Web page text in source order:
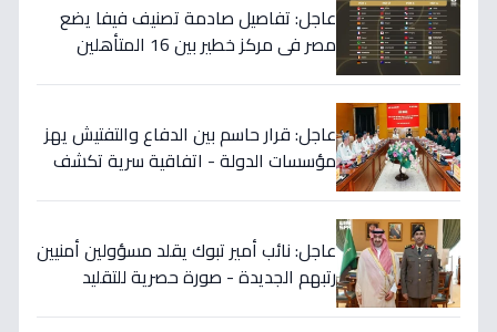
عاجل: تفاصيل صادمة تصنيف فيفا يضع
مصر في مركز خطير بين 16 المتأهلين
عاجل: قرار حاسم بين الدفاع والتفتيش يهز
مؤسسات الدولة - اتفاقية سرية تكشف
عاجل: نائب أمير تبوك يقلد مسؤولين أمنيين
رتبهم الجديدة - صورة حصرية للتقليد